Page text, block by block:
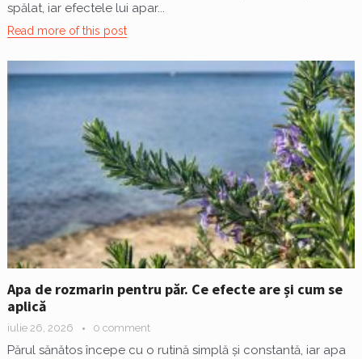
spălat, iar efectele lui apar...
Read more of this post
Apa de rozmarin pentru păr. Ce efecte are și cum se
aplică
iulie 26, 2026 0 comment
Părul sănătos începe cu o rutină simplă și constantă, iar apa